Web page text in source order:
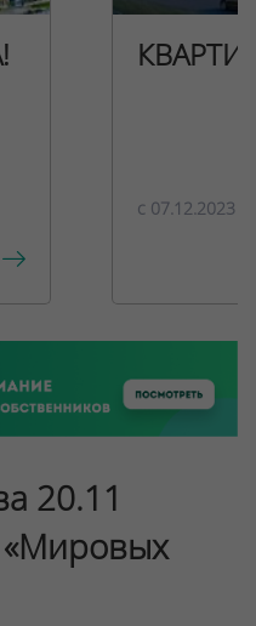
c 07.12.2023
20.11
«Мировых